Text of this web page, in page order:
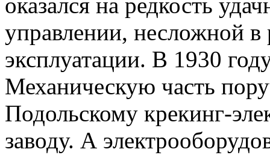
оказался на редкость
управлении, несложной
эксплуатации. В 1930
Механическую часть
Подольскому крекинг-
заводу. А